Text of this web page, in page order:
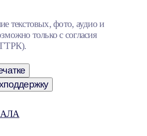
текстовых, фото, аудио и
только с согласия